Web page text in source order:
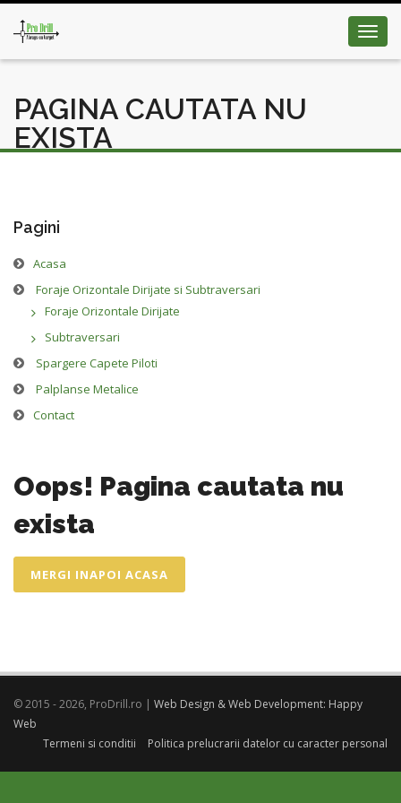
PAGINA CAUTATA NU
EXISTA
Pagini
Acasa
Foraje Orizontale Dirijate si Subtraversari
Foraje Orizontale Dirijate
Subtraversari
Spargere Capete Piloti
Palplanse Metalice
Contact
Oops! Pagina cautata nu
exista
MERGI INAPOI ACASA
© 2015 - 2026, ProDrill.ro | Web Design & Web Development: Happy
Web
Termeni si conditii
Politica prelucrarii datelor cu caracter personal